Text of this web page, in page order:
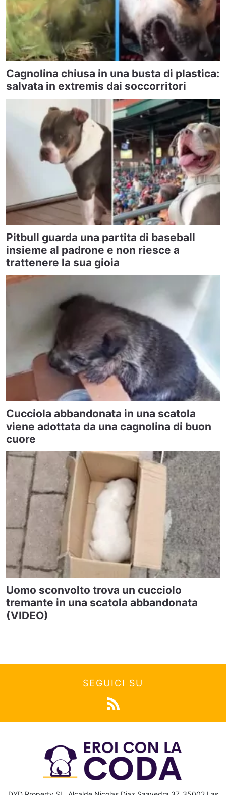
Cagnolina chiusa in una busta di plastica:
salvata in extremis dai soccorritori
Pitbull guarda una partita di baseball
insieme al padrone e non riesce a
trattenere la sua gioia
Cucciola abbandonata in una scatola
viene adottata da una cagnolina di buon
cuore
Uomo sconvolto trova un cucciolo
tremante in una scatola abbandonata
(VIDEO)
SEGUICI SU